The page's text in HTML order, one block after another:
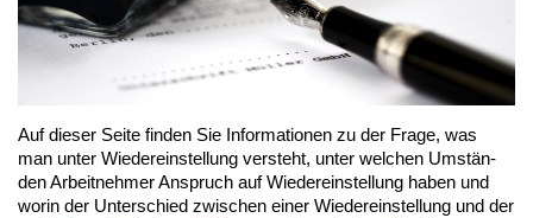
Auf die­ser Sei­te fin­den Sie In­for­ma­tio­nen zu der Fra­ge, was
man un­ter Wie­der­ein­stel­lung ver­steht, un­ter wel­chen Um­stän­
den Ar­beit­neh­mer An­spruch auf Wie­der­ein­stel­lung ha­ben und
wor­in der Un­ter­schied zwi­schen ei­ner Wie­der­ein­stel­lung und der